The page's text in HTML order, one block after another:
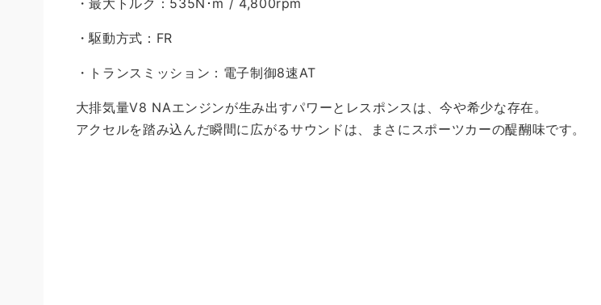
・最大トルク：535N･m / 4,800rpm
・駆動方式：FR
・トランスミッション：電子制御8速AT
大排気量V8 NAエンジンが生み出すパワーとレスポンスは、今や希少な存在。
アクセルを踏み込んだ瞬間に広がるサウンドは、まさにスポーツカーの醍醐味です。